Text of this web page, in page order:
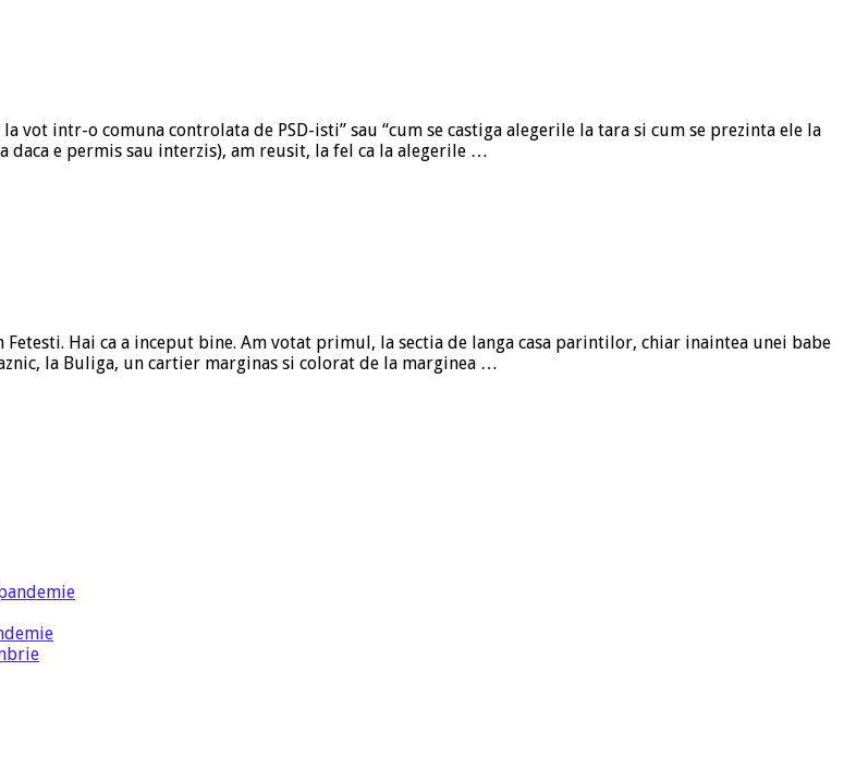
intr-o comuna controlata de PSD-isti” sau “cum se castiga alegerile la tara si cum se prezinta ele la
daca e permis sau interzis), am reusit, la fel ca la alegerile …
Hai ca a inceput bine. Am votat primul, la sectia de langa casa parintilor, chiar inaintea unei babe
la Buliga, un cartier marginas si colorat de la marginea …